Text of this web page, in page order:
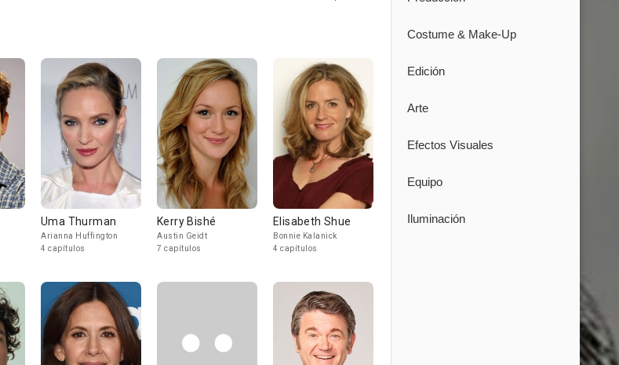
Uma Thurman
Arianna Huffington
4 capítulos
Kerry Bishé
Austin Geidt
7 capítulos
Elisabeth Shue
Bonnie Kalanick
4 capítulos
Costume & Make-Up
Edición
Arte
Efectos Visuales
Equipo
Iluminación